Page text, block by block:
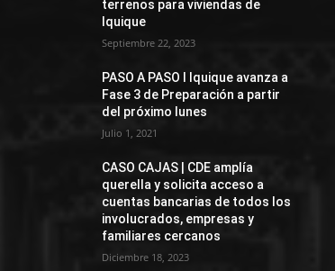
terrenos para viviendas de
Iquique
Septiembre 22, 2023
PASO A PASO I Iquique avanza a
Fase 3 de Preparación a partir
del próximo lunes
Julio 1, 2021
CASO CAJAS | CDE amplía
querella y solicita acceso a
cuentas bancarias de todos los
involucrados, empresas y
familiares cercanos
Diciembre 18, 2023